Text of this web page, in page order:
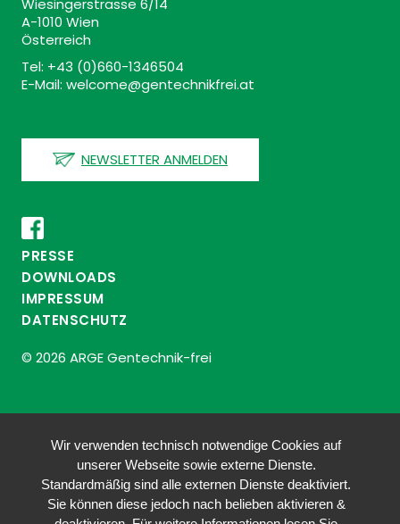
Wiesingerstrasse 6/14
A-1010 Wien
Österreich
Tel: +43 (0)660-1346504
E-Mail: welcome@gentechnikfrei.at
NEWSLETTER ANMELDEN
PRESSE
DOWNLOADS
IMPRESSUM
DATENSCHUTZ
© 2026 ARGE Gentechnik-frei
Wir verwenden technisch notwendige Cookies auf
unserer Webseite sowie externe Dienste.
Standardmäßig sind alle externen Dienste deaktiviert.
Sie können diese jedoch nach belieben aktivieren &